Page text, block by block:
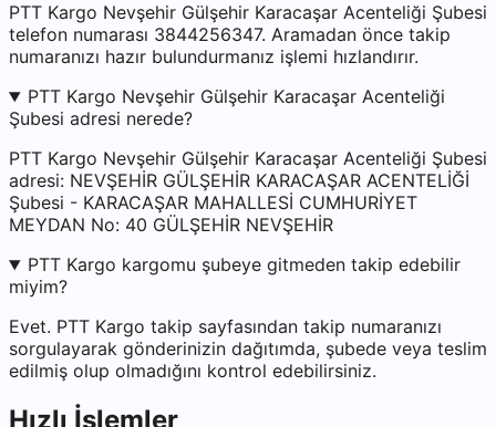
PTT Kargo Nevşehir Gülşehir Karacaşar Acenteliği Şubesi
telefon numarası 3844256347. Aramadan önce takip
numaranızı hazır bulundurmanız işlemi hızlandırır.
PTT Kargo Nevşehir Gülşehir Karacaşar Acenteliği
Şubesi adresi nerede?
PTT Kargo Nevşehir Gülşehir Karacaşar Acenteliği Şubesi
adresi: NEVŞEHİR GÜLŞEHİR KARACAŞAR ACENTELİĞİ
Şubesi - KARACAŞAR MAHALLESİ CUMHURİYET
MEYDAN No: 40 GÜLŞEHİR NEVŞEHİR
PTT Kargo kargomu şubeye gitmeden takip edebilir
miyim?
Evet. PTT Kargo takip sayfasından takip numaranızı
sorgulayarak gönderinizin dağıtımda, şubede veya teslim
edilmiş olup olmadığını kontrol edebilirsiniz.
Hızlı İşlemler